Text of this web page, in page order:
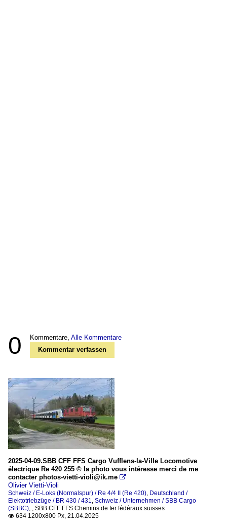
0 Kommentare, Alle Kommentare
Kommentar verfassen
2025-04-09.SBB CFF FFS Cargo Vufflens-la-Ville Locomotive
électrique Re 420 255 © la photo vous intéresse merci de me
contacter photos-vietti-violi@ik.me 
Olivier Vietti-Violi
Schweiz / E-Loks (Normalspur) / Re 4/4 II (Re 420), Deutschland /
Elektotriebzüge / BR 430 / 431, Schweiz / Unternehmen / SBB Cargo
(SBBC), , SBB CFF FFS Chemins de fer fédéraux suisses
 634 1200x800 Px, 21.04.2025